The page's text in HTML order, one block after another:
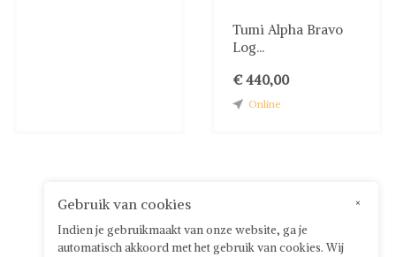
Tumi Alpha Bravo
Log...
€ 440,00
Online
×
Gebruik van cookies
Indien je gebruikmaakt van onze website, ga je
automatisch akkoord met het gebruik van cookies. Wij